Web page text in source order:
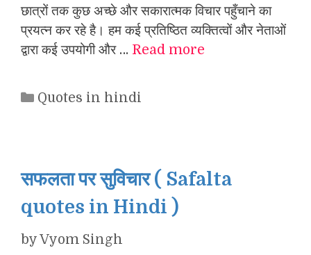
छात्रों तक कुछ अच्छे और सकारात्मक विचार पहुँचाने का
प्रयत्न कर रहे है। हम कई प्रतिष्ठित व्यक्तित्वों और नेताओं
द्वारा कई उपयोगी और … Read more
Categories
Quotes in hindi
सफलता पर सुविचार ( Safalta
quotes in Hindi )
byVyom Singh